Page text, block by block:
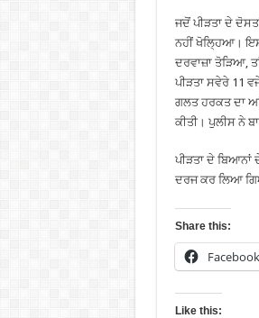
ਜਦੋਂ ਪੀੜਤਾ ਦੇ
ਨਹੀਂ ਖੋਲ੍ਹਿਆ।
ਦਰਵਾਜ਼ਾ ਤੋੜਿਆ,
ਪੀੜਤਾ ਸਵੇਰੇ 11
ਗਲਤ ਹਰਕਤ ਦਾ
ਕੀਤੀ। ਪੁਲੀਸ ਨੇ
ਪੀੜਤਾ ਦੇ ਬਿਆਨਾਂ
ਦਰਜ ਕਰ ਲਿਆ
Share this:
Facebook
Like this: